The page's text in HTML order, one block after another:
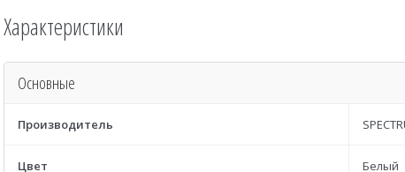
Характеристики
Основные
Производитель
Цвет Белый